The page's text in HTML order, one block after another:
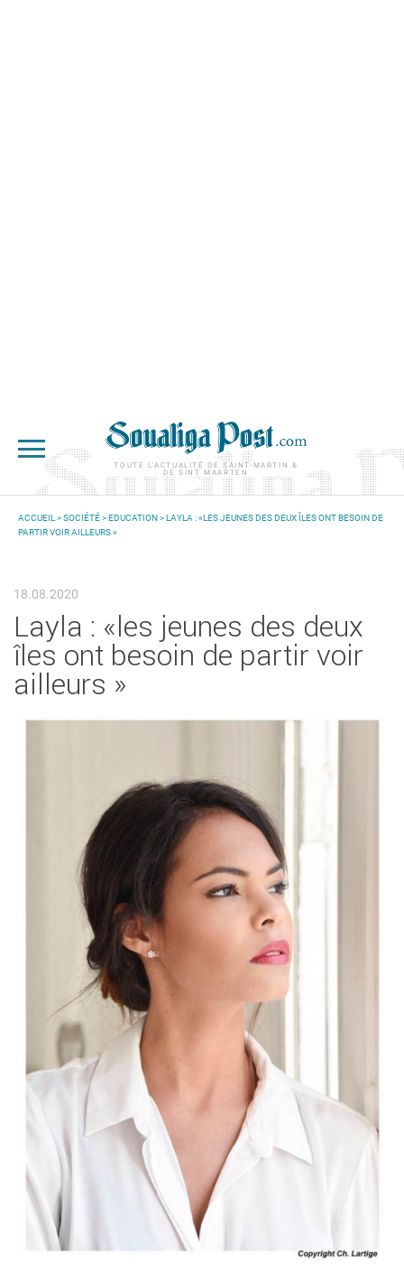
TOUTE L'ACTUALITÉ DE SAINT-MARTIN &
DE SINT MAARTEN
VOUS ÊTES ICI
ACCUEIL >SOCIÉTÉ>EDUCATION> LAYLA : «LES JEUNES DES DEUX ÎLES ONT BESOIN DE
PARTIR VOIR AILLEURS »
18.08.2020
Layla : «les jeunes des deux
îles ont besoin de partir voir
ailleurs »